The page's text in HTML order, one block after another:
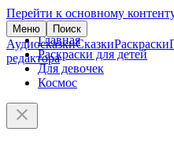
Перейти к основному
Меню Поиск
АудиосказкиСказкиРаскраски
редактора
Главная
Раскраски для детей
Для девочек
Космос